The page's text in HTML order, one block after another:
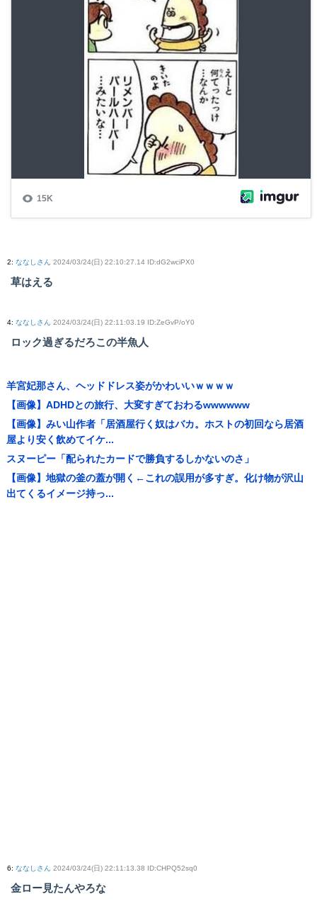
2: ななしさん 2024/03/24(日) 22:10:27.14 ID:dG2wciPX0
草はえる
4: ななしさん 2024/03/24(日) 22:11:03.19 ID:ZeGvP/oY0
ロック過ぎるだろこの半魚人
羊宮妃那さん、ヘッドドレス姿がかわいいｗｗｗｗ
【画像】ADHDとの旅行、大変すぎておわるwwwwww
【画像】みい山作者「居酒屋行く奴はバカ。ホストの初回なら居酒
屋より安く飲めてイケ...
スヌーピー「配られたカードで勝負するしかないのさ」
【画像】地獄の釜の蓋が開く←これの誤用が多すぎ。化け物が沢山
出てくるイメージ持っ...
6: ななしさん 2024/03/24(日) 22:11:13.38 ID:CHPQ52sq0
金ロー見たんやろな